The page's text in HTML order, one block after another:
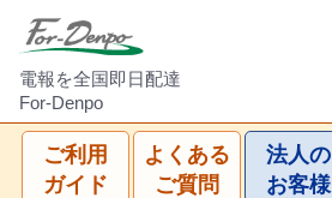
電報を全国即日配達
For-Denpo
ご利用
ガイド
よくある
ご質問
法人の
お客様